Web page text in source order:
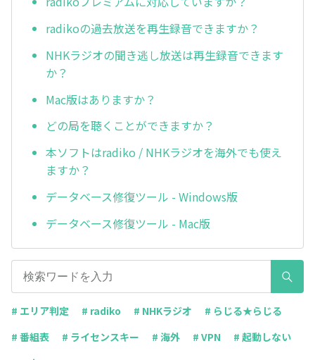
radikoの過去放送を再生録音できますか？
NHKラジオの聞き逃し放送は再生録音できます
か？
Mac版はありますか？
どの局を聴くことができますか？
本ソフトはradiko / NHKラジオを海外でも使え
ますか？
データベース修復ツール - Windows版
データベース修復ツール - Mac版
# エリア判定 # radiko # NHKラジオ
# らじる★らじる
# 番組表
# ライセンスキー # 海外 # VPN
# 起動しない